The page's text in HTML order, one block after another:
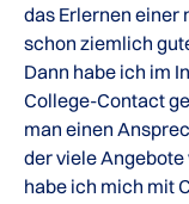
das Erlernen einer
schon ziemlich
Dann habe ich im
College-Contact
man einen
der viele
habe ich mich mit